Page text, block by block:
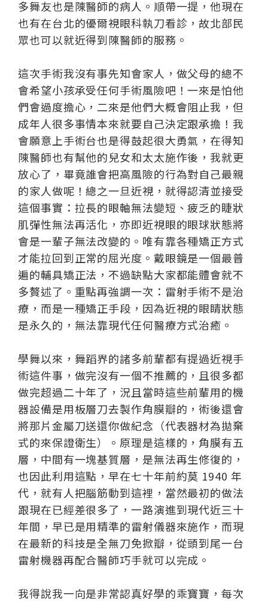
多舞友也是陳醫師的病人。順帶一提，他現在
也有在台北的優爾視眼科執刀看診，故北部民
眾也可以就近得到陳醫師的服務。
這次手術我沒有事先知會家人，做父母的總不
會希望小孩承受任何手術風險吧！一來是怕他
們會過度擔心，二來是他們大概會阻止我，但
成年人很多事情本來就要自己決定跟承擔！我
會願意上手術台也是得鼓起很大勇氣，在得知
陳醫師也有幫他的兒女和太太施作後，我就更
放心了，畢竟誰會把高風險的行為對自己最親
的家人做呢！總之一旦近視，就得認清並接受
這個事實：拉長的眼軸無法變短、疲乏的睫狀
肌彈性無法再活化，亦即近視眼的眼球狀態將
會是一輩子無法改變的。唯有靠各種矯正方式
才能拉回到正常的屈光度。戴眼鏡是一個最普
遍的輔具矯正法，不過缺點大家都能體會就不
多贅述了。重點再強調一次：雷射手術不是治
療，而是一種矯正手段，因為近視的眼睛狀態
是永久的，無法靠現代任何醫療方式治癒。
學舞以來，舞蹈界的諸多前輩都有提過近視手
術這件事，做完沒有一個不推薦的，且很多都
做完超過二十年了，況且當時這些前輩用的機
器設備是用板層刀去製作角膜瓣的，術後還會
將那片金屬刀送還你做紀念（代表器材為拋棄
式的來保證衛生）。原理是這樣的，角膜有五
層，中間有一塊基質層，是無法再生修復的，
也因此利用這點，早在七十年前約莫 1940 年
代，就有人把腦筋動到這裡，當然最初的做法
跟現在已經差很多了，一路演進到現代近三十
年間，早已是用精準的雷射儀器來施作，而現
在最新的科技是全無刀免掀瓣，從頭到尾一台
雷射機器再配合醫師巧手就可以完成。
我得說我一向是非常認真好學的乖寶寶，每次